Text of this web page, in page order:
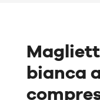
bianca